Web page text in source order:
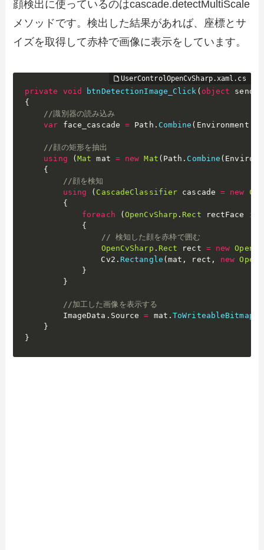
顔検出に使っているのはcascade.detectMultiScale
メソッドです。検出した結果があれば、座標とサ
イズを取得して赤枠で画像に表示をしています。
private void btnDetectionImage_Click ( object sender
{
//識別器の読み込み
var face_cascade = Path . Combine ( Environment
//顔の矩形を抽出
using
(Mat mat = new Mat ( Path . Combine (
{
//顔を検知
using
( CascadeClassifier cascade = new
{
foreach
(OpenCvSharp . Rect rectFace in
{
// 検知した顔を赤枠で囲む
OpenCvSharp . Rect rect = new
                Cv2
. Rectangle ( mat , rect , new
}
}
//加工した画像を表示する
        ImageData
. Source = mat .ToWriteableBitmap
}
}